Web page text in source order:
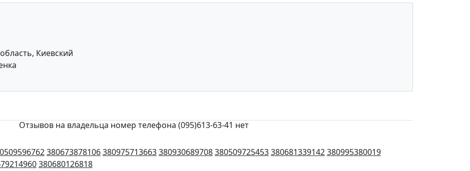
Киевский
Отзывов на владельца номер телефона (095)613-63-41 нет
380673878106380975713663380930689708380509725453380681339142380995380019
380680126818